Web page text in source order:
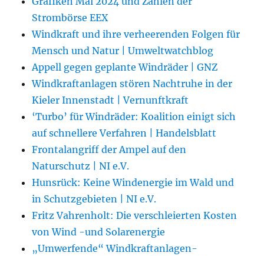
Strombörse EEX
Windkraft und ihre verheerenden Folgen für
Mensch und Natur | Umweltwatchblog
Appell gegen geplante Windräder | GNZ
Windkraftanlagen stören Nachtruhe in der
Kieler Innenstadt | Vernunftkraft
‘Turbo’ für Windräder: Koalition einigt sich
auf schnellere Verfahren | Handelsblatt
Frontalangriff der Ampel auf den
Naturschutz | NI e.V.
Hunsrück: Keine Windenergie im Wald und
in Schutzgebieten | NI e.V.
Fritz Vahrenholt: Die verschleierten Kosten
von Wind -und Solarenergie
„Umwerfende“ Windkraftanlagen-